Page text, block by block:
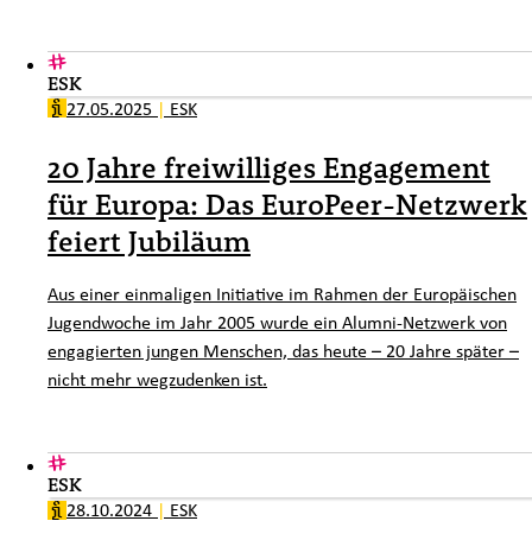
ESK
27.05.2025 | ESK
20 Jahre freiwilliges Engagement
für Europa: Das EuroPeer-Netzwerk
feiert Jubiläum
Aus einer einmaligen Initiative im Rahmen der Europäischen
Jugendwoche im Jahr 2005 wurde ein Alumni-Netzwerk von
engagierten jungen Menschen, das heute – 20 Jahre später –
nicht mehr wegzudenken ist.
ESK
28.10.2024 | ESK